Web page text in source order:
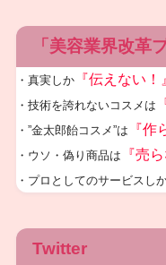
「美容業界改革
・真実しか『伝えない！
・技術を誇れないコスメは
・”金太郎飴コスメ”は 『作
・ウソ・偽り商品は 『売
・プロとしてのサービスし
Twitter